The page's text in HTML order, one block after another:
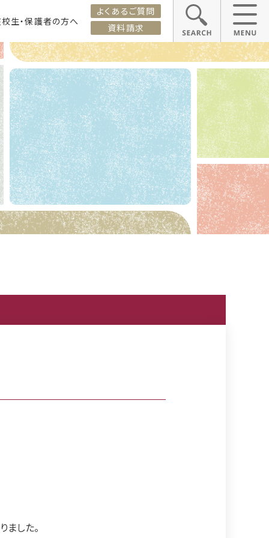
生・保護者の方へ
よくあるご質問
資料請求
した。